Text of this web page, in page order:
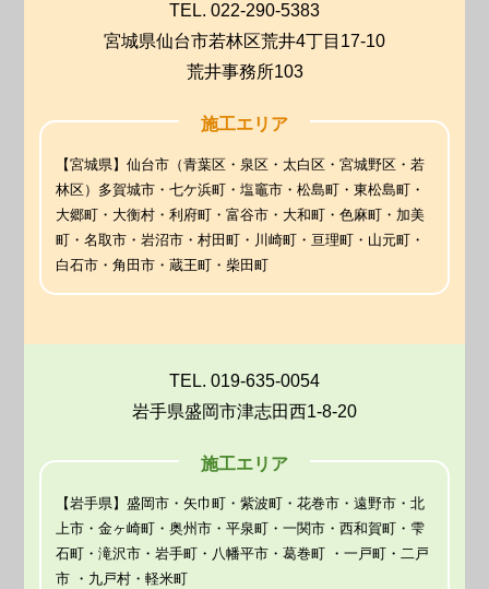
TEL. 022-290-5383
宮城県仙台市若林区荒井4丁目17-10
荒井事務所103
施工エリア
【宮城県】仙台市（青葉区・泉区・太白区・宮城野区・若
林区）多賀城市・七ケ浜町・塩竈市・松島町・東松島町・
大郷町・大衡村・利府町・富谷市・大和町・色麻町・加美
町・名取市・岩沼市・村田町・川崎町・亘理町・山元町・
白石市・角田市・蔵王町・柴田町
TEL. 019-635-0054
岩手県盛岡市津志田西1-8-20
施工エリア
【岩手県】盛岡市・矢巾町・紫波町・花巻市・遠野市・北
上市・金ヶ崎町・奥州市・平泉町・一関市・西和賀町・雫
石町・滝沢市・岩手町・八幡平市・葛巻町 ・一戸町・二戸
市 ・九戸村・軽米町